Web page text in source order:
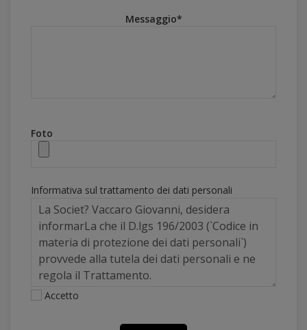
Messaggio*
Foto
Informativa sul trattamento dei dati personali
Accetto